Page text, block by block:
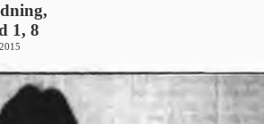
1, 8